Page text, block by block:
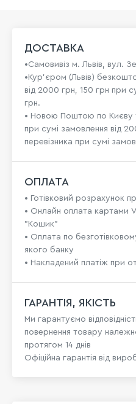
ДОСТАВКА
•Самовивіз м. Львів, вул.
•Кур'єром (Львів)
від 2000 грн, 150 грн при
грн.
• Новою Поштою по Києву
при сумі замовлення від
перевізника при сумі
ОПЛАТА
• Готівковий розрахунок
• Онлайн оплата картами
"Кошик"
• Оплата по
якого банку
• Накладений платіж при
ГАРАНТІЯ, ЯКІСТЬ
Ми гарантуємо
повернення товару
протягом 14 днів
Офіційна гарантія від